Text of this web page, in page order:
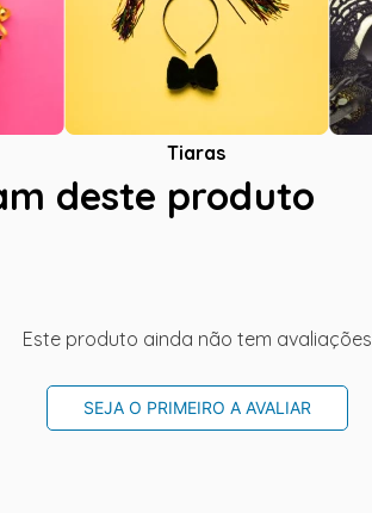
Tiaras
deste produto
Este produto ainda não tem avaliações
SEJA O PRIMEIRO A AVALIAR